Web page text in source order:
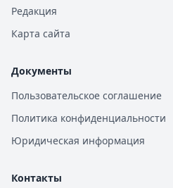
Редакция
Карта сайта
Документы
Пользовательское соглашение
Политика конфиденциальности
Юридическая информация
Контакты